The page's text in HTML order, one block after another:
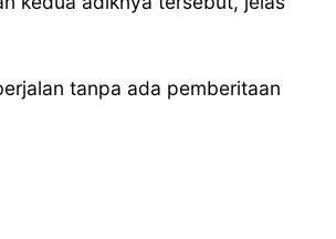
tanpa ada pemberitaan